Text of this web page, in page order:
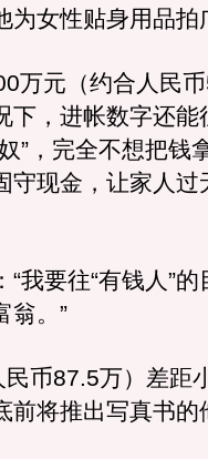
为女性贴身用品拍
元（约合人民币
下，进帐数字还能
”，完全不想把钱
守现金，让家人过
要往“有钱人”的
翁。”
币87.5万）差距
前将推出写真书的